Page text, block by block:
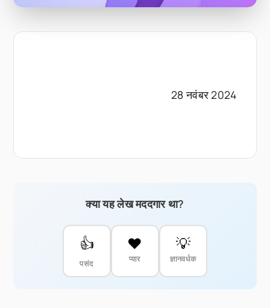
28 नवंबर 2024
क्या यह लेख मददगार था?
👍
पसंद
❤️
प्यार
💡
ज्ञानवर्धक